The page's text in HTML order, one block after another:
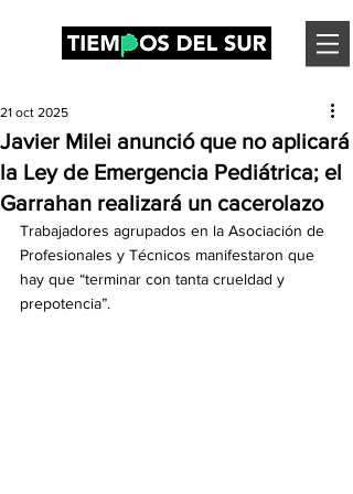
Javier Milei anunció que no aplicará
la Ley de Emergencia Pediátrica; el
Garrahan realizará un cacerolazo
21 oct 2025
Trabajadores agrupados en la Asociación de
Profesionales y Técnicos manifestaron que
hay que “terminar con tanta crueldad y
prepotencia”.